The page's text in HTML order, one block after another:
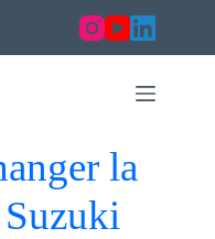
la